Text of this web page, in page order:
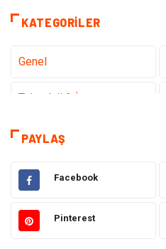
KATEGORILER
Genel
Teknoloji & İnternet
Hizmet
Hukuk
Güzellik & Bakım
PAYLAŞ
Facebook
Pinterest